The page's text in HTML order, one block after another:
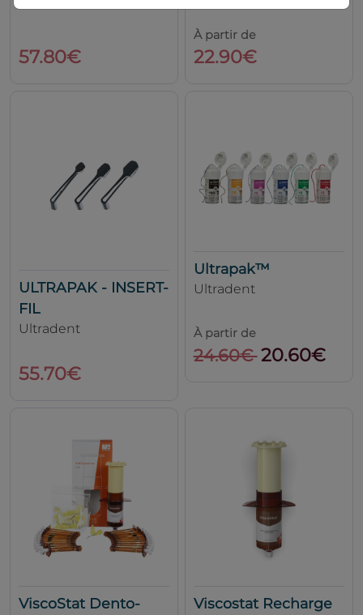
57.80€
À partir de
22.90€
ULTRAPAK - INSERT-
FIL
Ultradent
55.70€
Ultrapak™
Ultradent
À partir de
24.60€20.60€
ViscoStat Dento-
Viscostat Recharge